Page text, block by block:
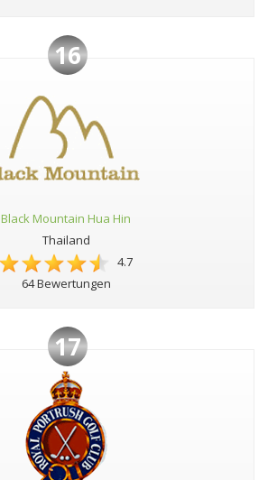
16
Black Mountain Hua Hin
Thailand
4.7
64 Bewertungen
17